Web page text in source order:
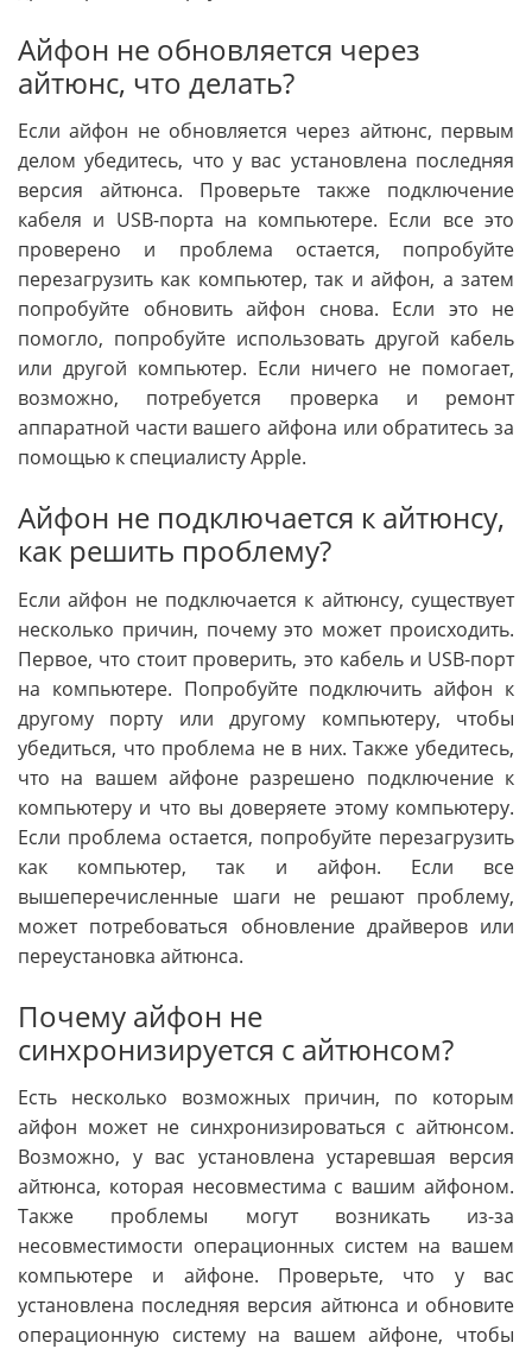
Айфон не обновляется через
айтюнс, что делать?
Если айфон не обновляется через айтюнс, первым
делом убедитесь, что у вас установлена последняя
версия айтюнса. Проверьте также подключение
кабеля и USB-порта на компьютере. Если все это
проверено и проблема остается, попробуйте
перезагрузить как компьютер, так и айфон, а затем
попробуйте обновить айфон снова. Если это не
помогло, попробуйте использовать другой кабель
или другой компьютер. Если ничего не помогает,
возможно, потребуется проверка и ремонт
аппаратной части вашего айфона или обратитесь за
помощью к специалисту Apple.
Айфон не подключается к айтюнсу,
как решить проблему?
Если айфон не подключается к айтюнсу, существует
несколько причин, почему это может происходить.
Первое, что стоит проверить, это кабель и USB-порт
на компьютере. Попробуйте подключить айфон к
другому порту или другому компьютеру, чтобы
убедиться, что проблема не в них. Также убедитесь,
что на вашем айфоне разрешено подключение к
компьютеру и что вы доверяете этому компьютеру.
Если проблема остается, попробуйте перезагрузить
как компьютер, так и айфон. Если все
вышеперечисленные шаги не решают проблему,
может потребоваться обновление драйверов или
переустановка айтюнса.
Почему айфон не
синхронизируется с айтюнсом?
Есть несколько возможных причин, по которым
айфон может не синхронизироваться с айтюнсом.
Возможно, у вас установлена устаревшая версия
айтюнса, которая несовместима с вашим айфоном.
Также проблемы могут возникать из-за
несовместимости операционных систем на вашем
компьютере и айфоне. Проверьте, что у вас
установлена последняя версия айтюнса и обновите
операционную систему на вашем айфоне, чтобы